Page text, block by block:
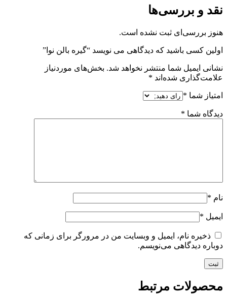
نقد و بررسی‌ها
هنوز بررسی‌ای ثبت نشده است.
اولین کسی باشید که دیدگاهی می نویسد “گیره بالن نوا”
نشانی ایمیل شما منتشر نخواهد شد. بخش‌های موردنیاز
علامت‌گذاری شده‌اند *
امتیاز شما *
دیدگاه شما *
نام *
ایمیل *
ذخیره نام، ایمیل و وبسایت من در مرورگر برای زمانی که
دوباره دیدگاهی می‌نویسم.
محصولات مرتبط